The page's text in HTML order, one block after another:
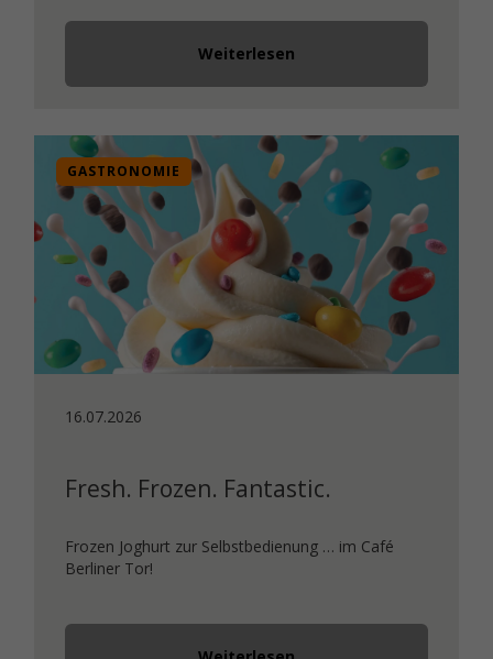
Weiterlesen
GASTRONOMIE
16.07.2026
Fresh. Frozen. Fantastic.
Frozen Joghurt zur Selbstbedienung … im Café
Berliner Tor!